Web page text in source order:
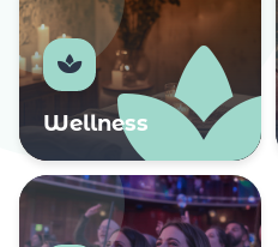
Wellness